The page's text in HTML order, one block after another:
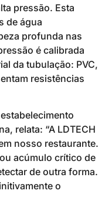
pressão. Esta
de água
profunda nas
é calibrada
da tubulação: PVC,
resistências
relata: “A LDTECH
nosso restaurante.
acúmulo crítico de
de outra forma.
o